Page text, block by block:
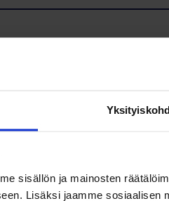
sisällön ja mainosten
Lisäksi jaamme sosiaalisen
potilasjärjestö. Coloresin
ja tiedon saanti tukee